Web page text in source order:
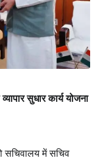
सुधार कार्य योजना
सचिवालय में सचिव